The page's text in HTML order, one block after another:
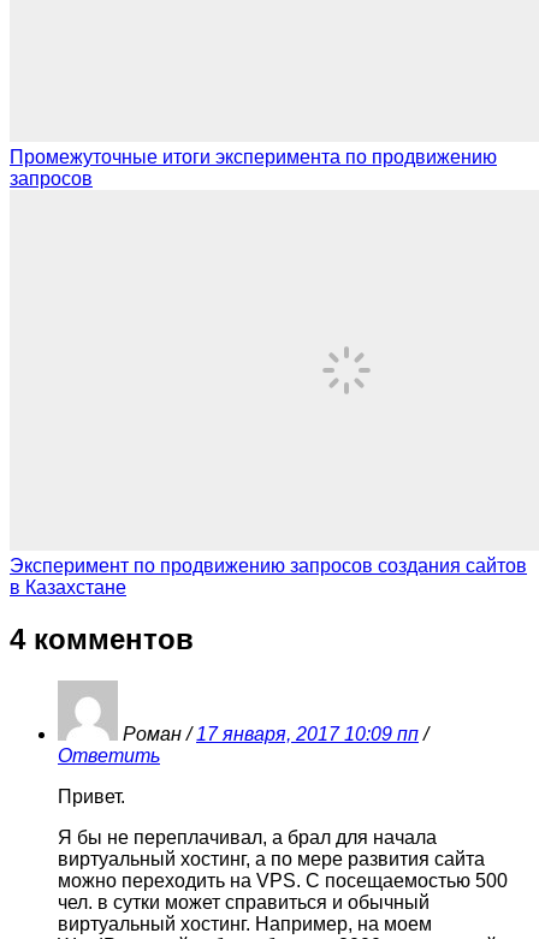
Промежуточные итоги эксперимента по продвижению
запросов
Эксперимент по продвижению запросов создания сайтов
в Казахстане
4 комментов
Роман/ 17 января, 2017 10:09 пп /
Ответить
Привет.
Я бы не переплачивал, а брал для начала
виртуальный хостинг, а по мере развития сайта
можно переходить на VPS. С посещаемостью 500
чел. в сутки может справиться и обычный
виртуальный хостинг. Например, на моем